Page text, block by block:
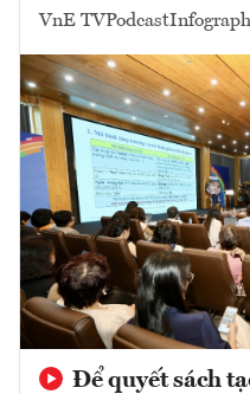
VnE TVPodcast
Để quyết sách